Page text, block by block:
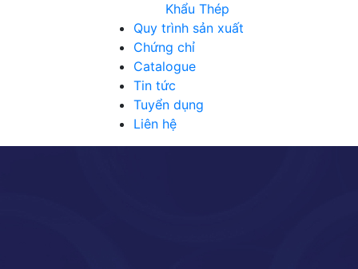
Khẩu Thép
Quy trình sản xuất
Chứng chỉ
Catalogue
Tin tức
Tuyển dụng
Liên hệ